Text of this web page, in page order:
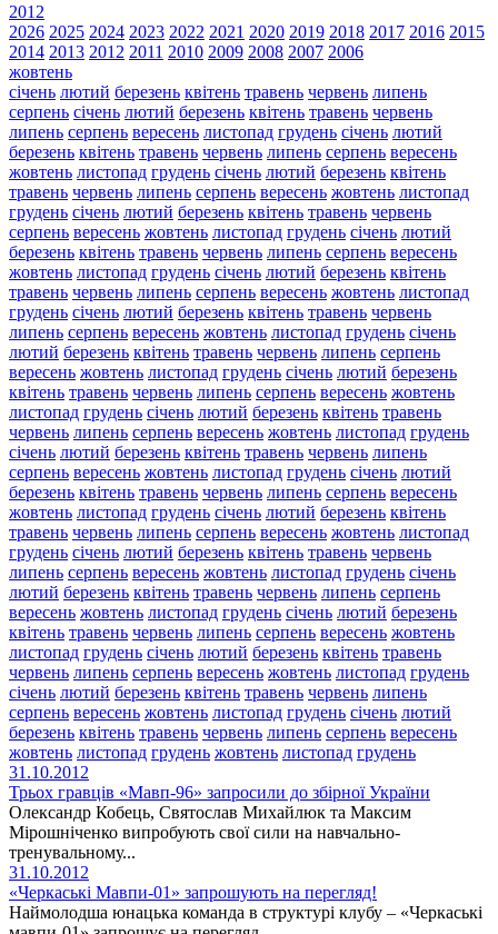
2012
2026 2025 2024 2023 2022 2021 2020 2019 2018 2017 2016 2015
2014 2013 2012 2011 2010 2009 2008 2007 2006
жовтень
січень лютий березень квітень травень червень липень
серпень січень лютий березень квітень травень червень
липень серпень вересень листопад грудень січень лютий
березень квітень травень червень липень серпень вересень
жовтень листопад грудень січень лютий березень квітень
травень червень липень серпень вересень жовтень листопад
грудень січень лютий березень квітень травень червень
серпень вересень жовтень листопад грудень січень лютий
березень квітень травень червень липень серпень вересень
жовтень листопад грудень січень лютий березень квітень
травень червень липень серпень вересень жовтень листопад
грудень січень лютий березень квітень травень червень
липень серпень вересень жовтень листопад грудень січень
лютий березень квітень травень червень липень серпень
вересень жовтень листопад грудень січень лютий березень
квітень травень червень липень серпень вересень жовтень
листопад грудень січень лютий березень квітень травень
червень липень серпень вересень жовтень листопад грудень
січень лютий березень квітень травень червень липень
серпень вересень жовтень листопад грудень січень лютий
березень квітень травень червень липень серпень вересень
жовтень листопад грудень січень лютий березень квітень
травень червень липень серпень вересень жовтень листопад
грудень січень лютий березень квітень травень червень
липень серпень вересень жовтень листопад грудень січень
лютий березень квітень травень червень липень серпень
вересень жовтень листопад грудень січень лютий березень
квітень травень червень липень серпень вересень жовтень
листопад грудень січень лютий березень квітень травень
червень липень серпень вересень жовтень листопад грудень
січень лютий березень квітень травень червень липень
серпень вересень жовтень листопад грудень січень лютий
березень квітень травень червень липень серпень вересень
жовтень листопад грудень жовтень листопад грудень
31.10.2012
Трьох гравців «Мавп-96» запросили до збірної України
Олександр Кобець, Святослав Михайлюк та Максим
Мірошніченко випробують свої сили на навчально-
тренувальному...
31.10.2012
«Черкаські Мавпи-01» запрошують на перегляд!
Наймолодша юнацька команда в структурі клубу – «Черкаські